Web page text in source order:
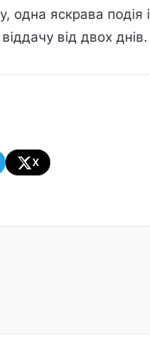
одна яскрава подія
від двох днів.
X